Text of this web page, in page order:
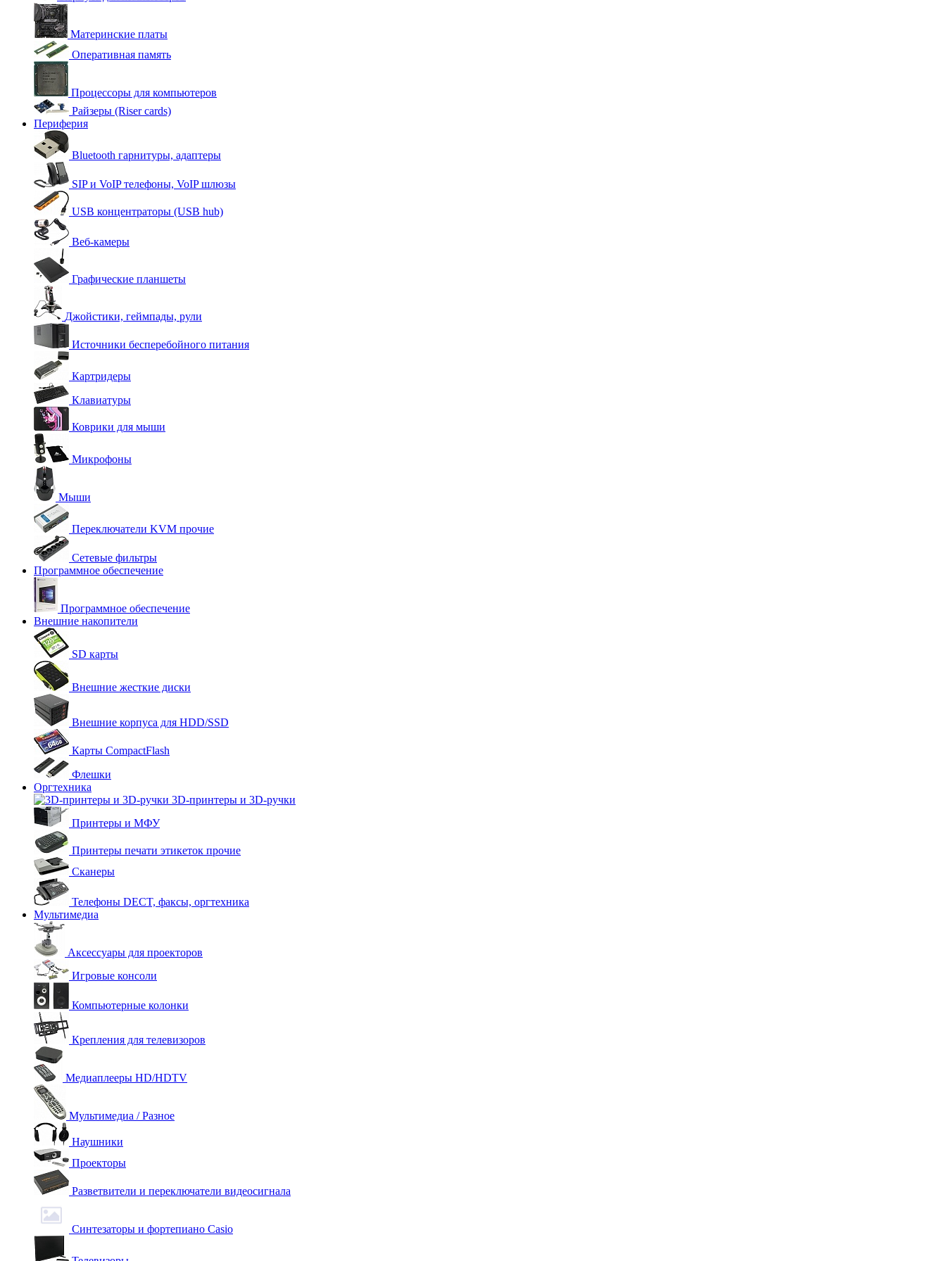
Материнские платы
Оперативная память
Процессоры для компьютеров
Райзеры (Riser cards)
Периферия
Bluetooth гарнитуры, адаптеры
SIP и VoIP телефоны, VoIP шлюзы
USB концентраторы (USB hub)
Веб-камеры
Графические планшеты
Джойстики, геймпады, рули
Источники бесперебойного питания
Картридеры
Клавиатуры
Коврики для мыши
Микрофоны
Мыши
Переключатели KVM прочие
Сетевые фильтры
Программное обеспечение
Программное обеспечение
Внешние накопители
SD карты
Внешние жесткие диски
Внешние корпуса для HDD/SSD
Карты CompactFlash
Флешки
Оргтехника
3D-принтеры и 3D-ручки
Принтеры и МФУ
Принтеры печати этикеток прочие
Сканеры
Телефоны DECT, факсы, оргтехника
Мультимедиа
Аксессуары для проекторов
Игровые консоли
Компьютерные колонки
Крепления для телевизоров
Медиаплееры HD/HDTV
Мультимедиа / Разное
Наушники
Проекторы
Разветвители и переключатели видеосигнала
Синтезаторы и фортепиано Casio